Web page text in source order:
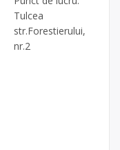
Tulcea
str.Forestierului,
nr.2